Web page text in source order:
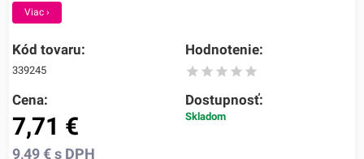
Viac ›
Kód tovaru:
339245
Hodnotenie:
Cena:
7,71 €
9,49€ s DPH
Dostupnosť:
Skladom